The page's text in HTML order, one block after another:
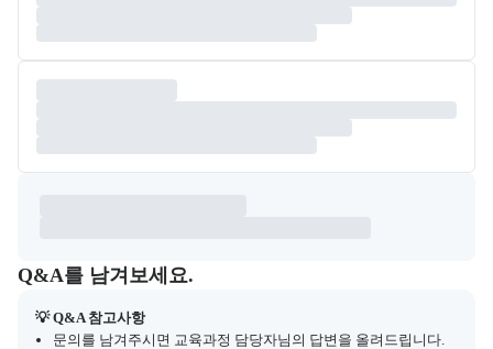
Q&A
캠프 관련 질문과 답변 목록을 확인하고, 질문을 작성할 수 있다.
Q&A를 남겨보세요.
💡 Q&A 참고사항
문의를 남겨주시면 교육과정 담당자님의 답변을 올려드립니다.